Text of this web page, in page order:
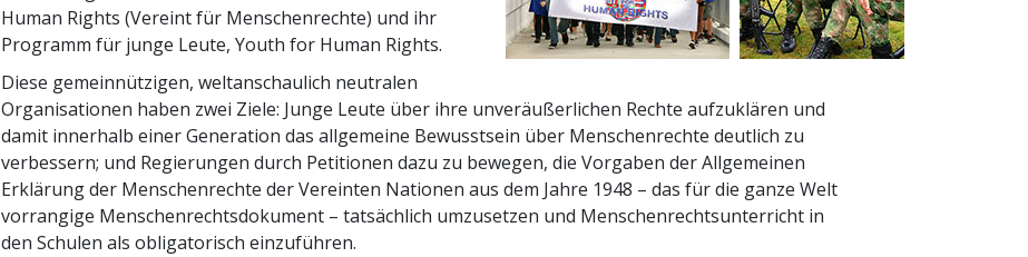
Human Rights (Vereint für Menschenrechte) und ihr
Programm für junge Leute, Youth for Human Rights.
Diese gemeinnützigen, weltanschaulich neutralen
Organisationen haben zwei Ziele: Junge Leute über ihre unveräußerlichen Rechte aufzuklären und
damit innerhalb einer Generation das allgemeine Bewusstsein über Menschenrechte deutlich zu
verbessern; und Regierungen durch Petitionen dazu zu bewegen, die Vorgaben der Allgemeinen
Erklärung der Menschenrechte der Vereinten Nationen aus dem Jahre 1948 – das für die ganze Welt
vorrangige Menschenrechtsdokument – tatsächlich umzusetzen und Menschenrechts­unterricht in
den Schulen als obligatorisch einzuführen.